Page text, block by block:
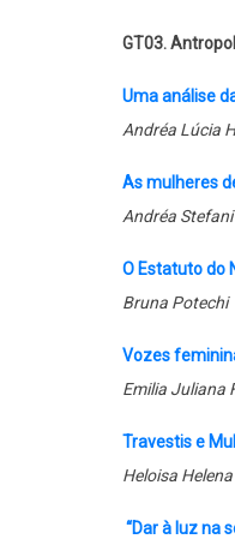
GT03.
Uma análise
Andréa Lúcia
As mulheres
Andréa
O Estatuto do
Bruna Potechi
Vozes
Emilia Juliana
Travestis e
Heloisa
“Dar à luz na